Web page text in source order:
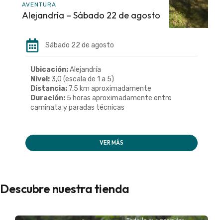
AVENTURA
Alejandría – Sábado 22 de agosto
Sábado 22 de agosto
Ubicación:Alejandría
Nivel: 3,0 (escala de 1 a 5)
Distancia: 7,5 km aproximadamente
Duración: 5 horas aproximadamente entre
caminata y paradas técnicas
VER MÁS
Descubre nuestra tienda